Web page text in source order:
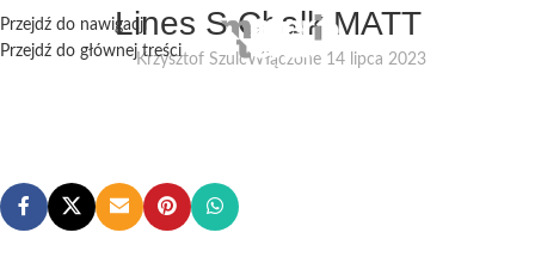
Przejdź do nawigacji
Przejdź do głównej treści
Lines S Chalk MATT
Krzysztof SzulcWłączone 14 lipca 2023